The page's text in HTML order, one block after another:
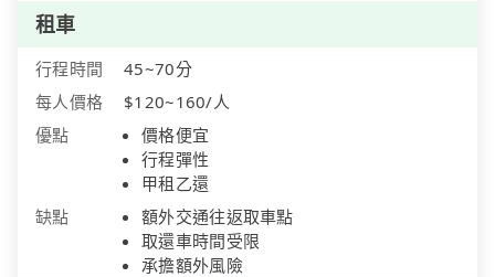
租車
行程時間
45~70分
每人價格
$120~160/人
優點
價格便宜
行程彈性
甲租乙還
缺點
額外交通往返取車點
取還車時間受限
承擔額外風險